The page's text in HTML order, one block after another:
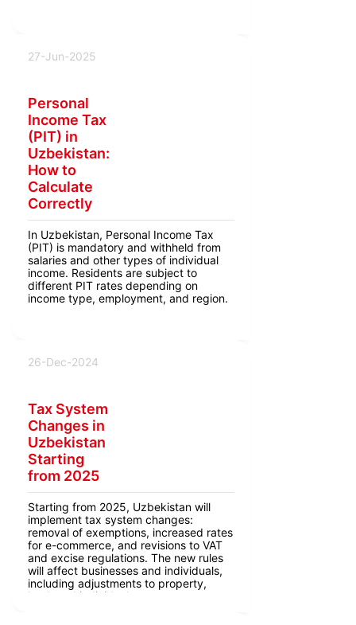
27-Jun-2025
Personal
Income Tax
(PIT) in
Uzbekistan:
How to
Calculate
Correctly
In Uzbekistan, Personal Income Tax
(PIT) is mandatory and withheld from
salaries and other types of individual
income. Residents are subject to
different PIT rates depending on
income type, employment, and region.
26-Dec-2024
Tax System
Changes in
Uzbekistan
Starting
from 2025
Starting from 2025, Uzbekistan will
implement tax system changes:
removal of exemptions, increased rates
for e-commerce, and revisions to VAT
and excise regulations. The new rules
will affect businesses and individuals,
including adjustments to property,
land, and individual entrepreneur taxes.